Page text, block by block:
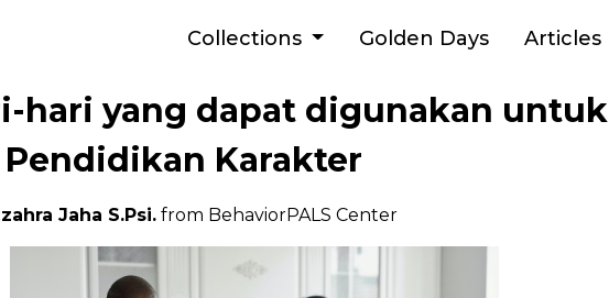
Collections Golden Days Articles
hari yang dapat digunakan untuk
Karakter
Jaha S.Psi. from BehaviorPALS Center